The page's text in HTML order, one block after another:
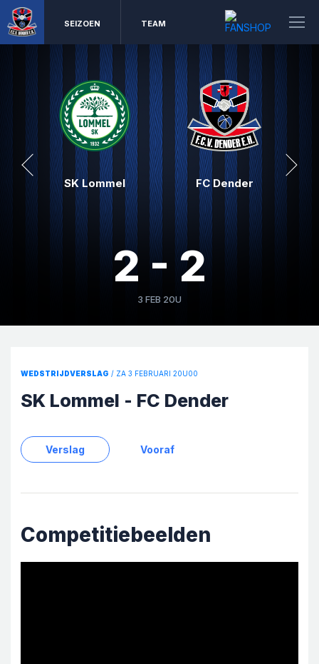
SEIZOEN TEAM
SK Lommel FC Dender
2 - 2
3 FEB 20U
WEDSTRIJDVERSLAG / ZA 3 FEBRUARI 20U00
SK Lommel - FC Dender
Verslag Vooraf
Competitiebeelden